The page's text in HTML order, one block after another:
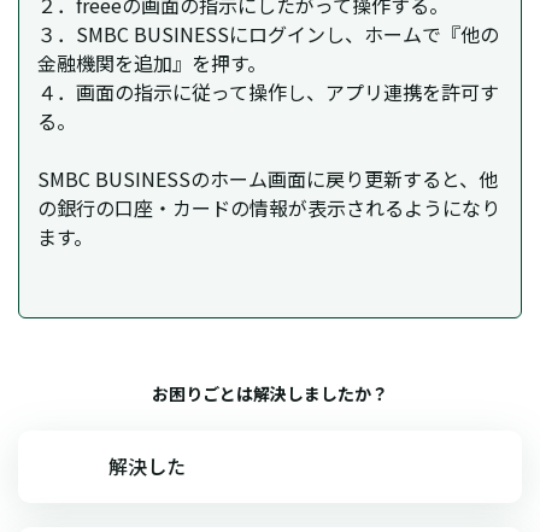
３．SMBC BUSINESSにログインし、ホームで『他の
金融機関を追加』を押す。
４．画面の指示に従って操作し、アプリ連携を許可す
る。
SMBC BUSINESSのホーム画面に戻り更新すると、他
の銀行の口座・カードの情報が表示されるようになり
ます。
お困りごとは解決しましたか？
解決した